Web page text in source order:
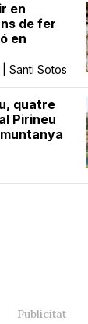
en
de fer
en
Santi Sotos
quatre
Pirineu